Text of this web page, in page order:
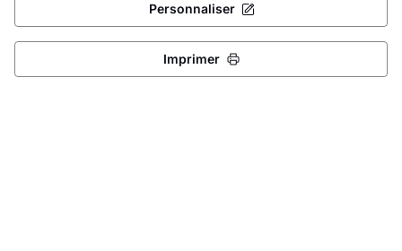
Personnaliser
Imprimer